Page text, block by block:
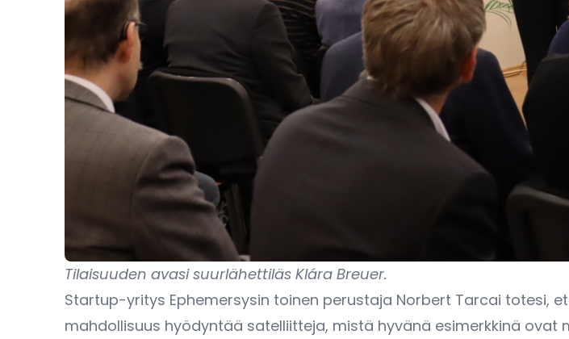
Tilaisuuden avasi suurlähettiläs Klára Breuer.​
Startup-yritys Ephemersysin toinen perustaja Norbert Tarcai totesi,
mahdollisuus hyödyntää satelliitteja, mistä hyvänä esimerkkinä ovat